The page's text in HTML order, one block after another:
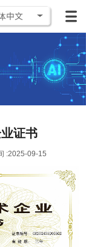
证书
:2025-09-15
中文